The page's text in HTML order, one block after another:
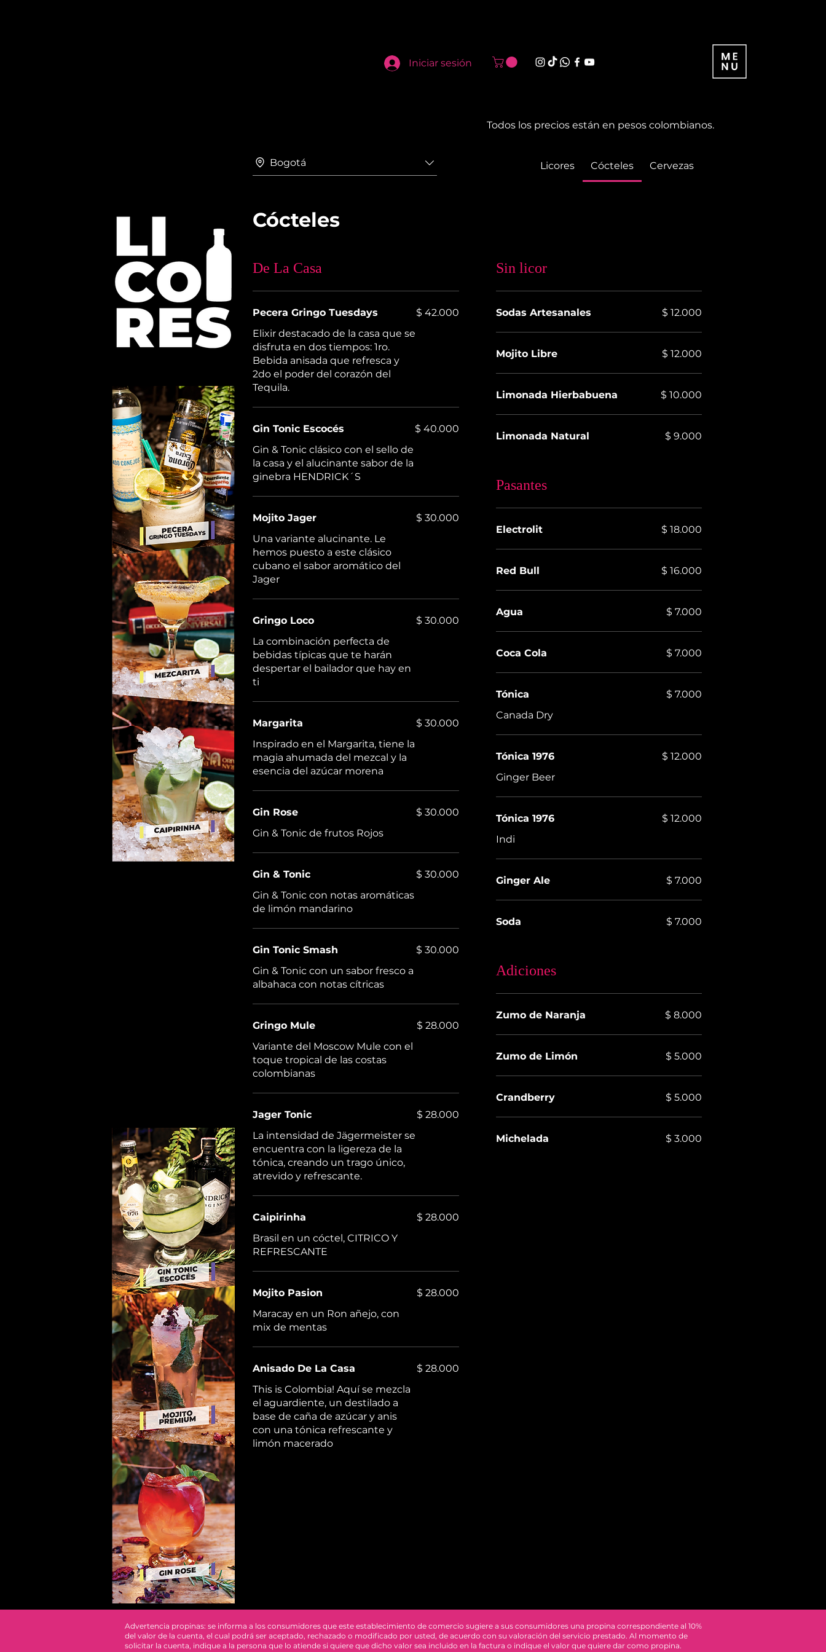
Iniciar sesión
Todos los precios están en pesos colombianos.
Bogotá Licores Cócteles Cervezas
Cócteles
De La Casa
Pecera Gringo Tuesdays
Elixir destacado de la casa que se
disfruta en dos tiempos: 1ro.
Bebida anisada que refresca y
2do el poder del corazón del
Tequila.
$ 42.000
Gin Tonic Escocés
Gin & Tonic clásico con el sello de
la casa y el alucinante sabor de la
ginebra HENDRICK´S
$ 40.000
Mojito Jager
Una variante alucinante. Le
hemos puesto a este clásico
cubano el sabor aromático del
Jager
$ 30.000
Gringo Loco
La combinación perfecta de
bebidas típicas que te harán
despertar el bailador que hay en
ti
$ 30.000
Margarita
Inspirado en el Margarita, tiene la
magia ahumada del mezcal y la
esencia del azúcar morena
$ 30.000
Gin Rose
Gin & Tonic de frutos Rojos
$ 30.000
Gin & Tonic
Gin & Tonic con notas aromáticas
de limón mandarino
$ 30.000
Gin Tonic Smash
Gin & Tonic con un sabor fresco a
albahaca con notas cítricas
$ 30.000
Gringo Mule
Variante del Moscow Mule con el
toque tropical de las costas
colombianas
$ 28.000
Jager Tonic
La intensidad de Jägermeister se
encuentra con la ligereza de la
tónica, creando un trago único,
atrevido y refrescante.
$ 28.000
Caipirinha
Brasil en un cóctel, CITRICO Y
REFRESCANTE
$ 28.000
Mojito Pasion
Maracay en un Ron añejo, con
mix de mentas
$ 28.000
Anisado De La Casa
This is Colombia! Aquí se mezcla
el aguardiente, un destilado a
base de caña de azúcar y anis
con una tónica refrescante y
limón macerado
$ 28.000
Sin licor
Sodas Artesanales $ 12.000
Mojito Libre $ 12.000
Limonada Hierbabuena $ 10.000
Limonada Natural $ 9.000
Pasantes
Electrolit $ 18.000
Red Bull $ 16.000
Agua $ 7.000
Coca Cola $ 7.000
Tónica
Canada Dry
$ 7.000
Tónica 1976
Ginger Beer
$ 12.000
Tónica 1976
Indi
$ 12.000
Ginger Ale $ 7.000
Soda $ 7.000
Adiciones
Zumo de Naranja $ 8.000
Zumo de Limón $ 5.000
Crandberry $ 5.000
Michelada $ 3.000
Advertencia propinas: se informa a los consumidores que este establecimiento de comercio sugiere a sus consumidores una propina correspondiente al 10%
del valor de la cuenta, el cual podrá ser aceptado, rechazado o modificado por usted, de acuerdo con su valoración del servicio prestado. Al momento de
solicitar la cuenta, indique a la persona que lo atiende si quiere que dicho valor sea incluido en la factura o indique el valor que quiere dar como propina.